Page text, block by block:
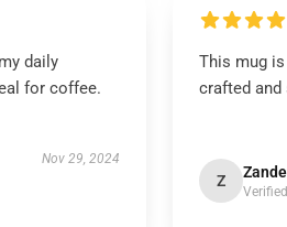
daily
for coffee.
Nov 29, 2024
This mug
crafted and
Z